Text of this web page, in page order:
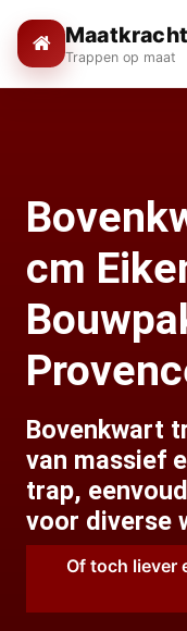
Maatkracht
Trappen op maat
cm
Bovenkwart
van massief
trap,
voor diverse
Of toch liever